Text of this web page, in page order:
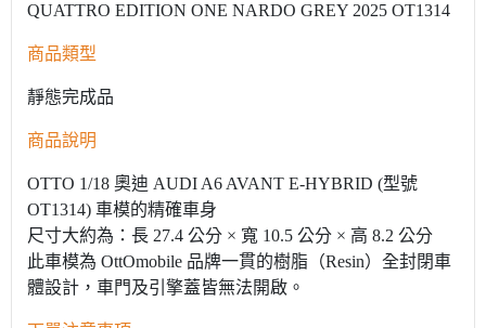
QUATTRO EDITION ONE NARDO GREY 2025 OT1314
商品類型
靜態完成品
商品說明
OTTO 1/18 奧迪 AUDI A6 AVANT E-HYBRID (型號
OT1314) 車模的精確車身
尺寸大約為：長 27.4 公分 × 寬 10.5 公分 × 高 8.2 公分
此車模為 OttOmobile 品牌一貫的樹脂（Resin）全封閉車
體設計，車門及引擎蓋皆無法開啟。